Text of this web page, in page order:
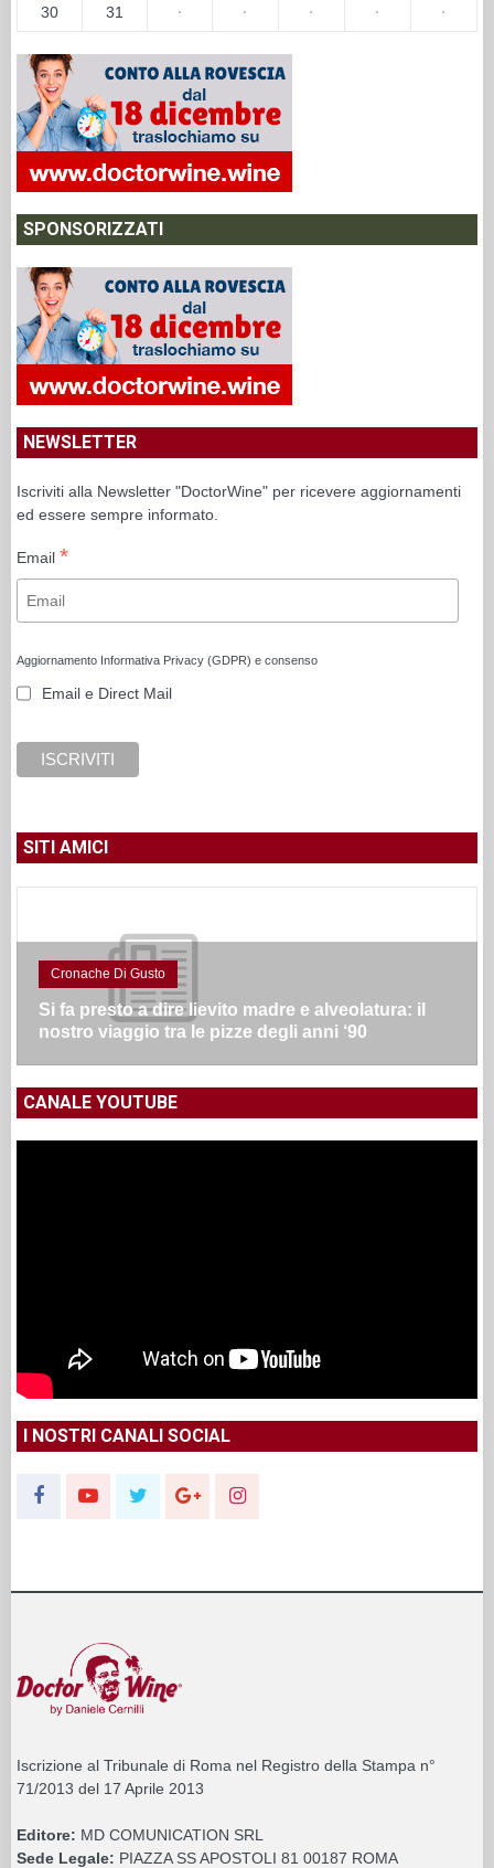
30 31 · · · · ·
SPONSORIZZATI
NEWSLETTER
Iscriviti alla Newsletter "DoctorWine" per ricevere aggiornamenti
ed essere sempre informato.
Email *
Aggiornamento Informativa Privacy (GDPR) e consenso
Email e Direct Mail
SITI AMICI
Cronache Di Gusto
Si fa presto a dire lievito madre e alveolatura: il
nostro viaggio tra le pizze degli anni ‘90
CANALE YOUTUBE
I NOSTRI CANALI SOCIAL
Iscrizione al Tribunale di Roma nel Registro della Stampa n°
71/2013 del 17 Aprile 2013
Editore: MD COMUNICATION SRL
Sede Legale: PIAZZA SS APOSTOLI 81 00187 ROMA